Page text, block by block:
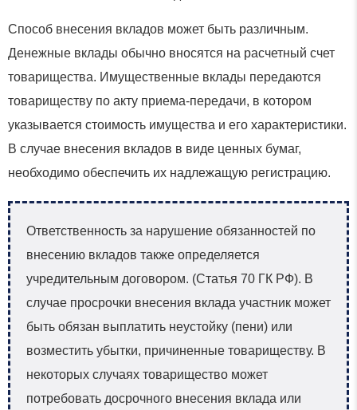
Способ внесения вкладов может быть различным.
Денежные вклады обычно вносятся на расчетный счет
товарищества. Имущественные вклады передаются
товариществу по акту приема-передачи, в котором
указывается стоимость имущества и его характеристики.
В случае внесения вкладов в виде ценных бумаг,
необходимо обеспечить их надлежащую регистрацию.
Ответственность за нарушение обязанностей по
внесению вкладов также определяется
учредительным договором. (Статья 70 ГК РФ). В
случае просрочки внесения вклада участник может
быть обязан выплатить неустойку (пени) или
возместить убытки, причиненные товариществу. В
некоторых случаях товарищество может
потребовать досрочного внесения вклада или